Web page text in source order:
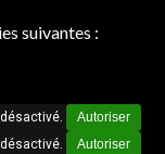
suivantes :
Autoriser
Autoriser